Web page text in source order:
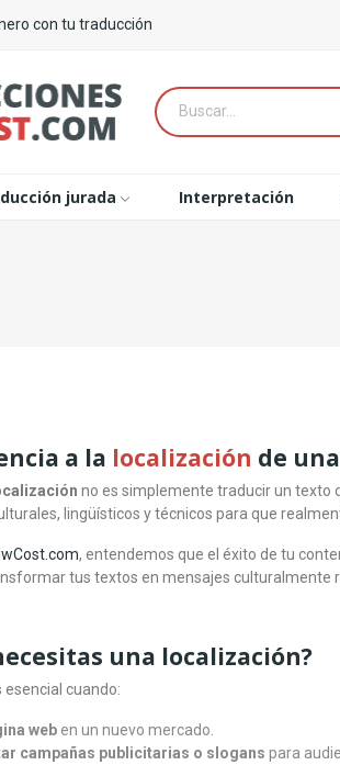
con tu traducción
jurada Interpretación
a la localización de
no es simplemente traducir un texto
lingüísticos y técnicos para que
, entendemos que el éxito de tu
tus textos en mensajes culturalmente
una localización?
esencial cuando:
web en un nuevo mercado.
campañas publicitarias o slogans para